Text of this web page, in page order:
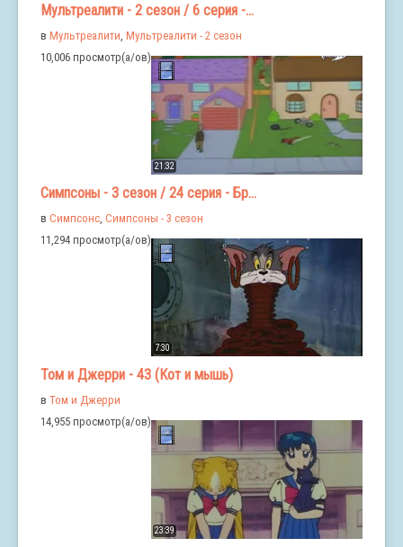
Мультреалити - 2 сезон / 6 серия -...
в Мультреалити Мультреалити - 2 сезон
10,006 просмотр(а/ов)
21:32
Симпсоны - 3 сезон / 24 серия - Бр...
в Симпсонс Симпсоны - 3 сезон
11,294 просмотр(а/ов)
7:30
Том и Джерри - 43 (Кот и мышь)
в Том и Джерри
14,955 просмотр(а/ов)
23:39